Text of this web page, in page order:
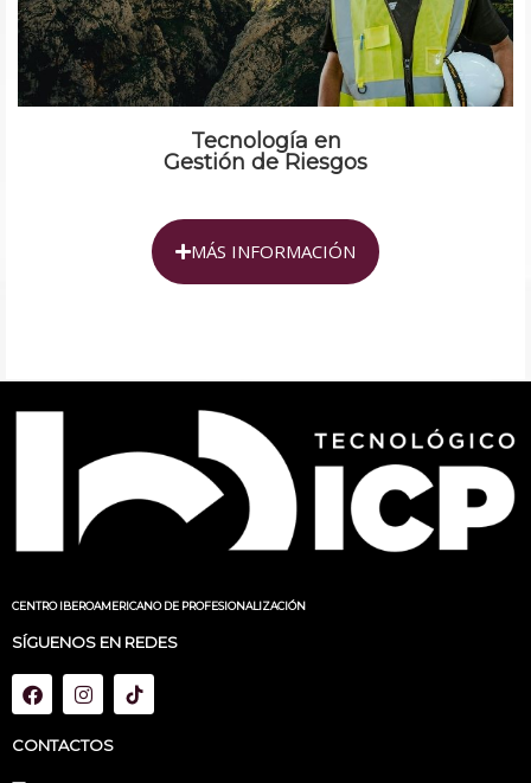
Tecnología en
Gestión de Riesgos
MÁS INFORMACIÓN
CENTRO IBEROAMERICANO DE PROFESIONALIZACIÓN
SÍGUENOS EN REDES
CONTACTOS